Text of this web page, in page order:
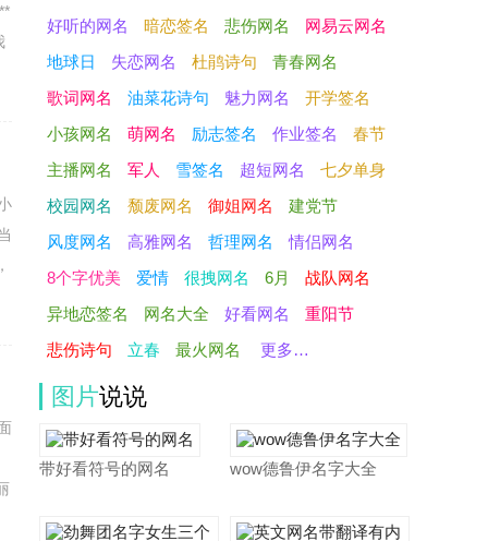
好听的网名
暗恋签名 悲伤网名
网易云网名
地球日
失恋网名 杜鹃诗句
青春网名
歌词网名
油菜花诗句 魅力网名
开学签名
小孩网名
萌网名 励志签名 作业签名
春节
主播网名
军人 雪签名 超短网名
七夕单身
校园网名
颓废网名 御姐网名
建党节
风度网名
高雅网名 哲理网名
情侣网名
8个字优美
爱情 很拽网名 6月
战队网名
异地恋签名
网名大全 好看网名
重阳节
悲伤诗句
立春 最火网名 更多…
图片说说
带好看符号的网名 wow德鲁伊名字大全